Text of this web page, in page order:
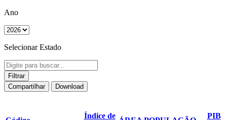
Ano
Selecionar Estado
Filtrar
Compartilhar
Download
Índice de PIB